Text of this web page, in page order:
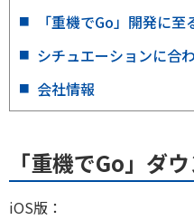
「重機でGo」開発に至
シチュエーションに合
会社情報
「重機でGo」ダ
iOS版：